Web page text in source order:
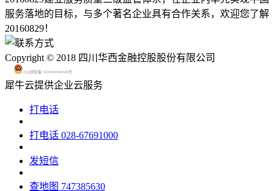
服务落地的目标，与多个著名企业具有合作关系，欢迎您了解
20160829！
Copyright © 2018 四川华西金融控股股份有限公司
川公网安备 51015602000580号
犀牛云提供企业云服务
打电话
打电话 028-67691000
发短信
查地图 747385630